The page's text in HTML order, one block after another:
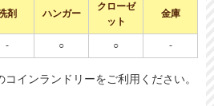
剤 ハンガー
クローゼ
ット
金庫
- ○ ○ -
インランドリーをご利用ください。